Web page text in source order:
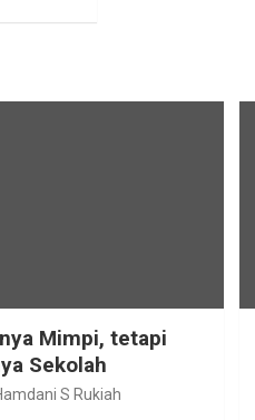
Mimpi, tetapi
Sekolah
S Rukiah